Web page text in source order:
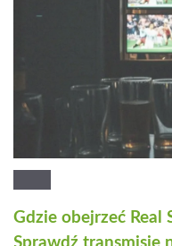
Gdzie obejrzeć Real